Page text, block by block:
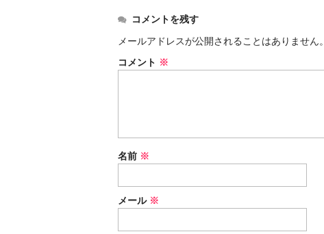
コメントを残す
メールアドレスが公開されることはありません。
コメント ※
名前 ※
メール ※